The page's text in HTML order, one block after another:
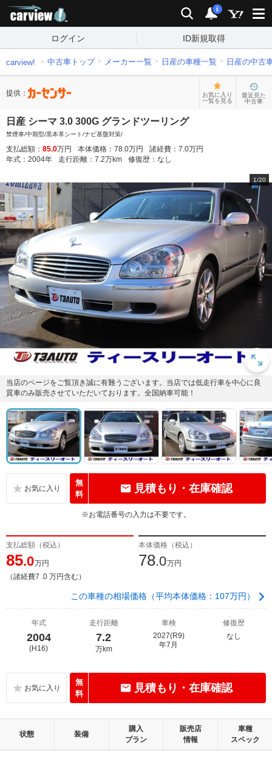
検索 通知
i
ログイン ID新規取得
carview! 中古車トップ メーカー一覧 日産の車種一覧 日産の中古
提供：
お気に入り
一覧を見る
最近見た
中古車
日産 シーマ 3.0 300G グランドツーリング
禁煙車/中期型/黒本革シート/ナビ基盤対策/
支払総額： 85.0万円 本体価格： 78.0万円 諸経費： 7.0万円
年式： 2004年 走行距離： 7.2万km 修復歴： なし
1/20
当店のページをご覧頂き誠に有難うございます。当店では低走行車を中心に良
質車のみ販売させていただいております。全国納車可能！
無
料
見積もり・在庫確認
※お電話番号の入力は不要です。
支払総額（税込）
85.0万円
（諸経費7 .0 万円含む）
本体価格（税込）
78.0万円
この車種の相場価格（平均本体価格：107万円）
年式
2004
(H16)
走行距離
7.2
万km
車検
2027(R9)
年7月
修復歴
なし
無
料
見積もり・在庫確認
状態 装備
購入
プラン
販売店
情報
車種
スペック